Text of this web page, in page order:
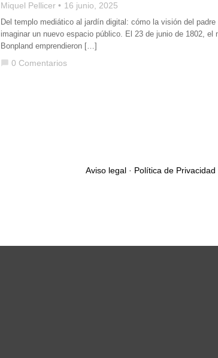
Miquel Pellicer 16 junio, 2025
Del templo mediático al jardín digital: cómo la visión del
imaginar un nuevo espacio público. El 23 de junio de 1802,
Bonpland emprendieron […]
chat_bubble 0 Comentarios
Aviso legal· Política de Privacidad